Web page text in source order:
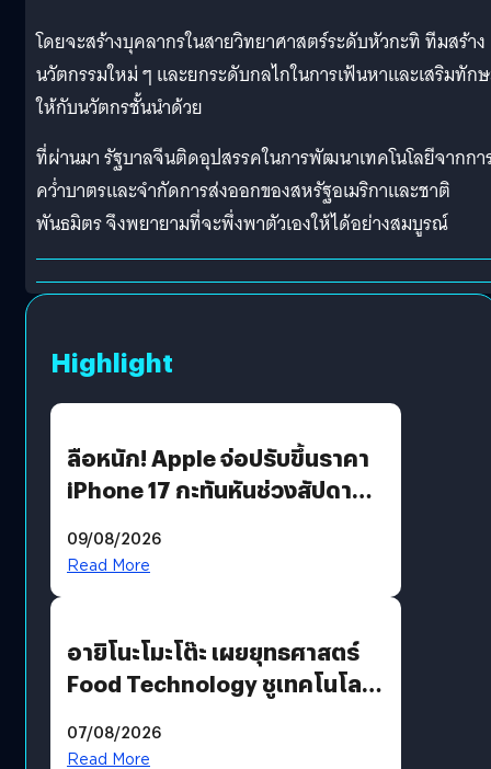
โดยจะสร้างบุคลากรในสายวิทยาศาสตร์ระดับหัวกะทิ ทีมสร้าง
นวัตกรรมใหม่ ๆ และยกระดับกลไกในการเฟ้นหาและเสริมทัก
ให้กับนวัตกรชั้นนำด้วย
ที่ผ่านมา รัฐบาลจีนติดอุปสรรคในการพัฒนาเทคโนโลยีจากกา
คว่ำบาตรและจำกัดการส่งออกของสหรัฐอเมริกาและชาติ
พันธมิตร จึงพยายามที่จะพึ่งพาตัวเองให้ได้อย่างสมบูรณ์
Highlight
ลือหนัก! Apple จ่อปรับขึ้นราคา
iPhone 17 กะทันหันช่วงสัปดาห์ที่
09/08/2026
Read More
อายิโนะโมะโต๊ะ เผยยุทธศาสตร์
Food Technology ชูเทคโนโลยี
บริโภคและ B2B
07/08/2026
Read More